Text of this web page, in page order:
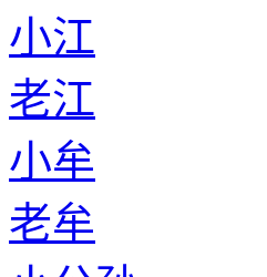
小江
老江
小牟
老牟